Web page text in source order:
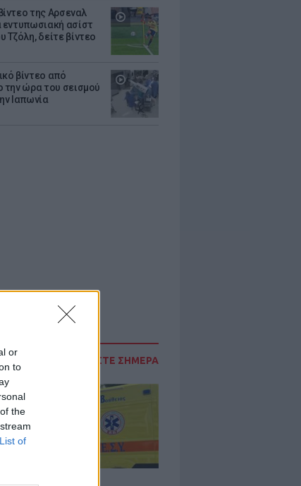
or
to
the
of
της Αρσεναλ
εντυπωσιακή ασίστ
Τζόλη, δείτε βίντεο
βίντεο από
την ώρα του σεισμού
Ιαπωνία
ΔΙΑΒΑΣΤΕ ΣΗΜΕΡΑ